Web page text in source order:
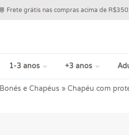
Frete grátis nas compras acima de
1-3 anos +3 anos
Bonés e Chapéus » Chapéu com